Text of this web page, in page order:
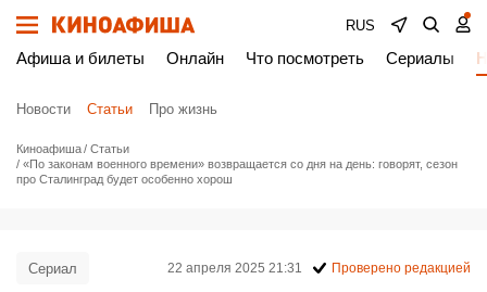
RUS
Афиша и билеты Онлайн Что посмотреть Сериалы
Новости Статьи Про жизнь
Киноафиша
Статьи
«По законам военного времени» возвращается со дня на день: говорят, сезон
про Сталинград будет особенно хорош
Сериал 22 апреля 2025 21:31 Проверено редакцией